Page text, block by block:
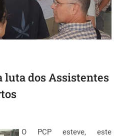
luta dos Assistentes
O PCP esteve, este